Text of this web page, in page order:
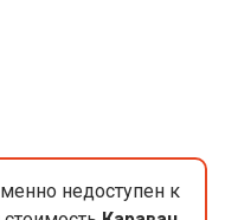
недоступен к